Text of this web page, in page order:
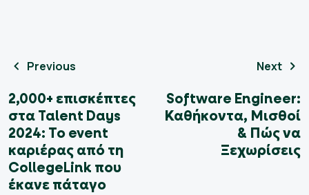
Previous
2,000+ επισκέπτες
στα Talent Days
2024: Το event
καριέρας από τη
CollegeLink που
έκανε πάταγο
Next
Software Engineer:
Καθήκοντα, Μισθοί
& Πώς να
Ξεχωρίσεις